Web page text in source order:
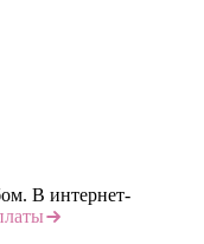
В интернет-